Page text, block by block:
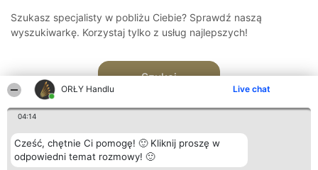
ORŁY Handlu Live chat
04:14
Cześć, chętnie Ci pomogę! 🙂 Kliknij proszę w
odpowiedni temat rozmowy! 🙂
Szukasz specjalisty w pobliżu Ciebie? Sprawdź naszą
wyszukiwarkę. Korzystaj tylko z usług najlepszych!
Szukaj